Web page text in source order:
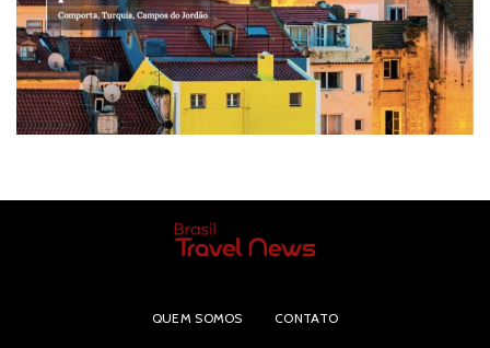
QUEM SOMOS CONTATO